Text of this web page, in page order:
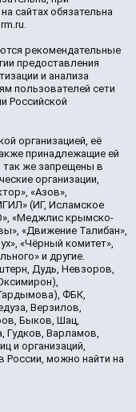
сайтах обязательна
рекомендательные
предоставления
и анализа
пользователей сети
Российской
организацией, её
принадлежащие ей
так же запрещены в
организации,
«Азов»,
(ИГ, Исламское
«Меджлис крымско-
«Движение Талибан»,
«Чёрный комитет»,
и другие.
Дудь, Невзоров,
ФБК,
Верзилов,
Быков, Шац,
Гудков, Варламов,
и организаций,
России, можно найти на